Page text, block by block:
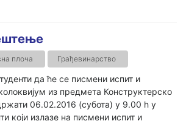
плоча Грађевинарство
да ће се писмени испит и
из предмета Конструктерско
06.02.2016 (субота) у 9.00 h у
који излазе на писмени испит и